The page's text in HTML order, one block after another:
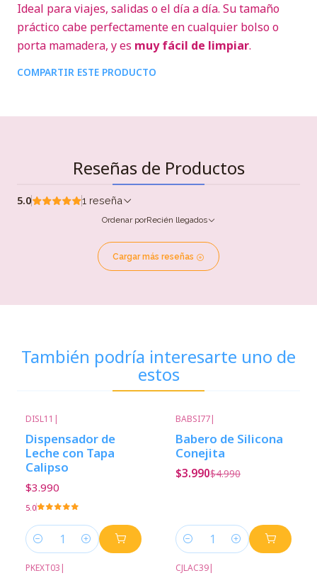
Ideal para viajes, salidas o el día a día. Su tamaño
práctico cabe perfectamente en cualquier bolso o
porta mamadera, y es muy fácil de limpiar.
COMPARTIR ESTE PRODUCTO
Reseñas de Productos
5.0 1 reseña
Ordenar porRecién llegados
Cargar más reseñas
También podría interesarte uno de
estos
DISL11 |
Dispensador de
Leche con Tapa
Calipso
$3.990
5.0
Cantidad
BABSI77|
Babero de Silicona
Conejita
$3.990$4.990
Cantidad
PKEXT03 | CJLAC39|